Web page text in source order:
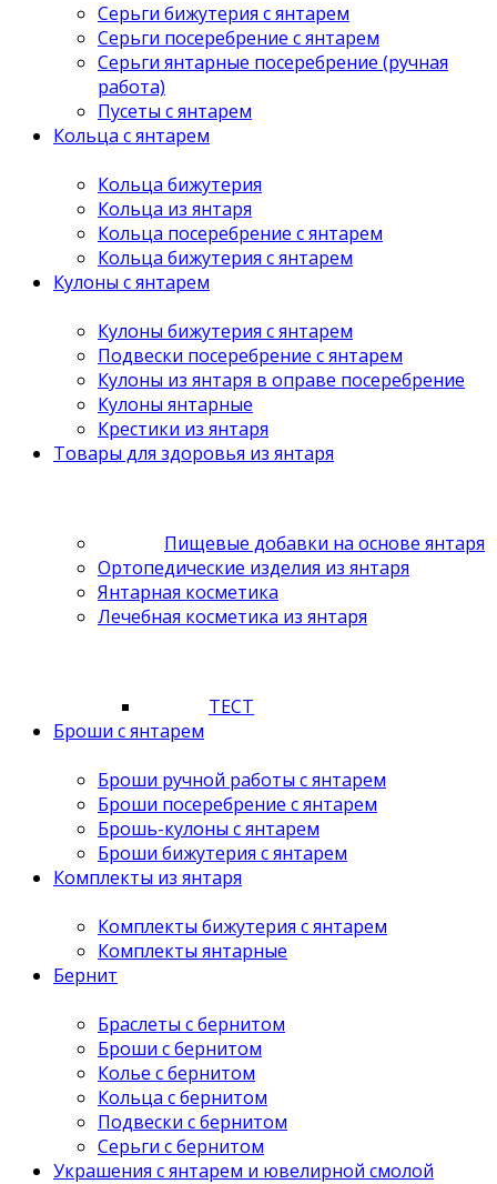
Серьги бижутерия с янтарем
Серьги посеребрение с янтарем
Серьги янтарные посеребрение (ручная
работа)
Пусеты с янтарем
Кольца с янтарем
Кольца бижутерия
Кольца из янтаря
Кольца посеребрение с янтарем
Кольца бижутерия с янтарем
Кулоны с янтарем
Кулоны бижутерия с янтарем
Подвески посеребрение с янтарем
Кулоны из янтаря в оправе посеребрение
Кулоны янтарные
Крестики из янтаря
Товары для здоровья из янтаря
Пищевые добавки на основе янтаря
Ортопедические изделия из янтаря
Янтарная косметика
Лечебная косметика из янтаря
ТЕСТ
Броши с янтарем
Броши ручной работы с янтарем
Броши посеребрение с янтарем
Брошь-кулоны с янтарем
Броши бижутерия с янтарем
Комплекты из янтаря
Комплекты бижутерия с янтарем
Комплекты янтарные
Бернит
Браслеты с бернитом
Броши с бернитом
Колье с бернитом
Кольца с бернитом
Подвески с бернитом
Серьги с бернитом
Украшения с янтарем и ювелирной смолой